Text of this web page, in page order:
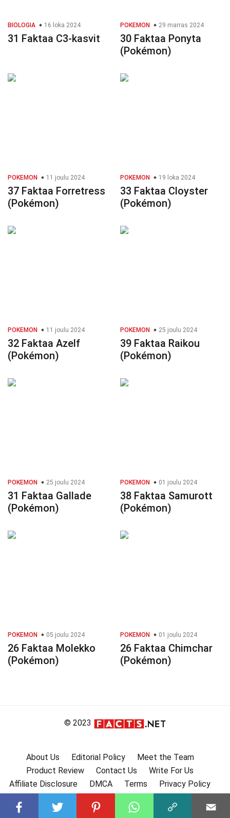
BIOLOGIA 16 loka 2024
31 Faktaa C3-kasvit
POKEMON 29 marras 2024
30 Faktaa Ponyta
(Pokémon)
POKEMON 11 joulu 2024
37 Faktaa Forretress
(Pokémon)
POKEMON 19 loka 2024
33 Faktaa Cloyster
(Pokémon)
POKEMON 11 joulu 2024
32 Faktaa Azelf
(Pokémon)
POKEMON 25 joulu 2024
39 Faktaa Raikou
(Pokémon)
POKEMON 25 joulu 2024
31 Faktaa Gallade
(Pokémon)
POKEMON 01 joulu 2024
38 Faktaa Samurott
(Pokémon)
POKEMON 05 joulu 2024
26 Faktaa Molekko
(Pokémon)
POKEMON 01 joulu 2024
26 Faktaa Chimchar
(Pokémon)
© 2023
About Us Editorial Policy
Meet the Team
Product Review
Contact Us
Write For Us
Affiliate Disclosure
DMCA Terms
Privacy Policy